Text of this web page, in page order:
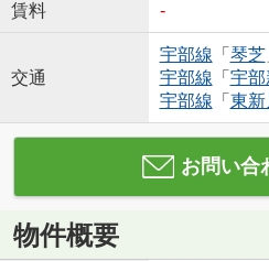
賃料 -
交通
宇部線 「 琴芝
宇部線 「 宇部
宇部線 「 東新
お問い合
物件概要